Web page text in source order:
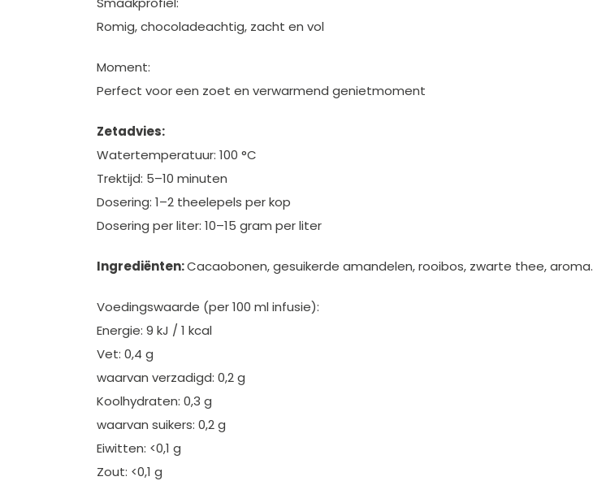
Romig, chocoladeachtig, zacht en vol
Moment:
Perfect voor een zoet en verwarmend genietmoment
Zetadvies:
Watertemperatuur: 100 °C
Trektijd: 5–10 minuten
Dosering: 1–2 theelepels per kop
Dosering per liter: 10–15 gram per liter
Ingrediënten:Cacaobonen, gesuikerde amandelen, rooibos, zwarte thee, aroma.
Voedingswaarde (per 100 ml infusie):
Energie: 9 kJ / 1 kcal
Vet: 0,4 g
waarvan verzadigd: 0,2 g
Koolhydraten: 0,3 g
waarvan suikers: 0,2 g
Eiwitten: <0,1 g
Zout: <0,1 g